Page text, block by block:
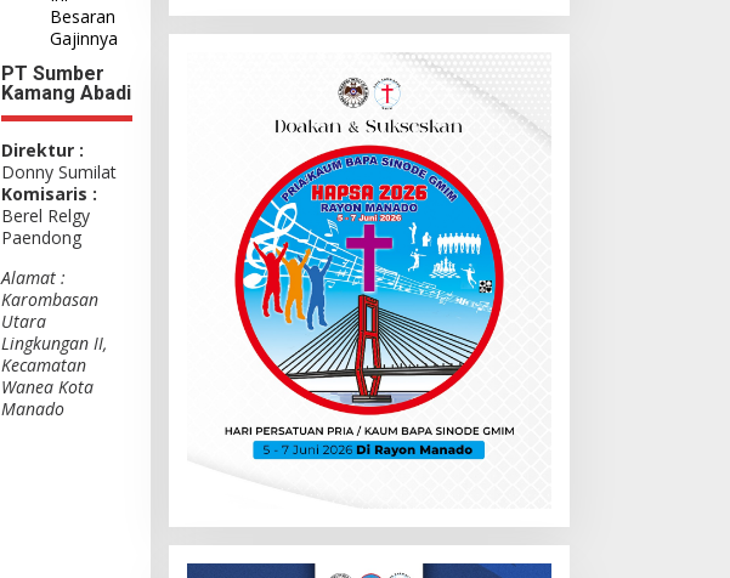
Besaran
Gajinnya
PT Sumber
Kamang Abadi
Direktur :
Donny Sumilat
Komisaris :
Berel Relgy
Paendong
Alamat :
Karombasan
Utara
Lingkungan II,
Kecamatan
Wanea Kota
Manado